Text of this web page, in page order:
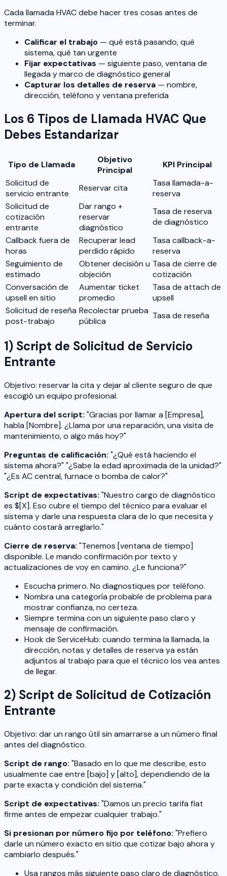
Cada llamada HVAC debe hacer tres cosas antes de
terminar.
Calificar el trabajo — qué está pasando, qué
sistema, qué tan urgente
Fijar expectativas — siguiente paso, ventana de
llegada y marco de diagnóstico general
Capturar los detalles de reserva — nombre,
dirección, teléfono y ventana preferida
Los 6 Tipos de Llamada HVAC Que
Debes Estandarizar
Tipo de Llamada
Objetivo
Principal
KPI Principal
Solicitud de
servicio entrante
Reservar cita
Tasa llamada-a-
reserva
Solicitud de
cotización
entrante
Dar rango +
reservar
diagnóstico
Tasa de reserva
de diagnóstico
Callback fuera de
horas
Recuperar lead
perdido rápido
Tasa callback-a-
reserva
Seguimiento de
estimado
Obtener decisión u
objeción
Tasa de cierre de
cotización
Conversación de
upsell en sitio
Aumentar ticket
promedio
Tasa de attach de
upsell
Solicitud de reseña
post-trabajo
Recolectar prueba
pública
Tasa de reseña
1) Script de Solicitud de Servicio
Entrante
Objetivo: reservar la cita y dejar al cliente seguro de que
escogió un equipo profesional.
Apertura del script: "Gracias por llamar a [Empresa],
habla [Nombre]. ¿Llama por una reparación, una visita de
mantenimiento, o algo más hoy?"
Preguntas de calificación: "¿Qué está haciendo el
sistema ahora?" "¿Sabe la edad aproximada de la unidad?"
"¿Es AC central, furnace o bomba de calor?"
Script de expectativas: "Nuestro cargo de diagnóstico
es $[X]. Eso cubre el tiempo del técnico para evaluar el
sistema y darle una respuesta clara de lo que necesita y
cuánto costará arreglarlo."
Cierre de reserva: "Tenemos [ventana de tiempo]
disponible. Le mando confirmación por texto y
actualizaciones de voy en camino. ¿Le funciona?"
Escucha primero. No diagnostiques por teléfono.
Nombra una categoría probable de problema para
mostrar confianza, no certeza.
Siempre termina con un siguiente paso claro y
mensaje de confirmación.
Hook de ServiceHub: cuando termina la llamada, la
dirección, notas y detalles de reserva ya están
adjuntos al trabajo para que el técnico los vea antes
de llegar.
2) Script de Solicitud de Cotización
Entrante
Objetivo: dar un rango útil sin amarrarse a un número final
antes del diagnóstico.
Script de rango: "Basado en lo que me describe, esto
usualmente cae entre [bajo] y [alto], dependiendo de la
parte exacta y condición del sistema."
Script de expectativas: "Damos un precio tarifa flat
firme antes de empezar cualquier trabajo."
Si presionan por número fijo por teléfono: "Prefiero
darle un número exacto en sitio que cotizar bajo ahora y
cambiarlo después."
Usa rangos más siguiente paso claro de diagnóstico.